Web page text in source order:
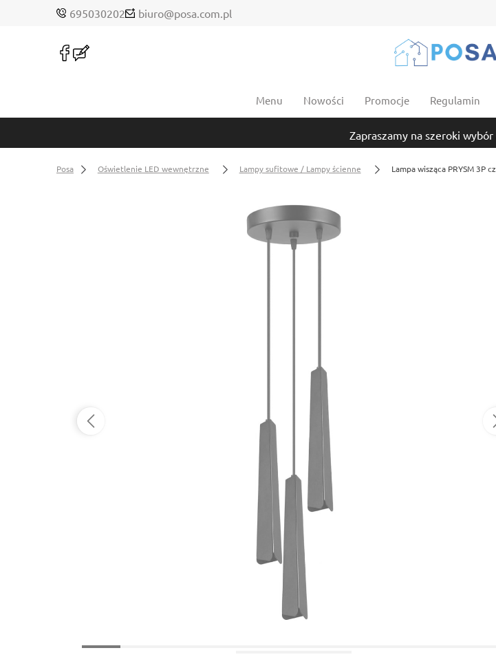
695030202 biuro@posa.com.pl
Menu Nowości Promocje Regulamin
Zapraszamy na szeroki
Posa Oświetlenie LED wewnętrzne Lampy sufitowe / Lampy ścienne Lampa wisząca PRYSM 3P